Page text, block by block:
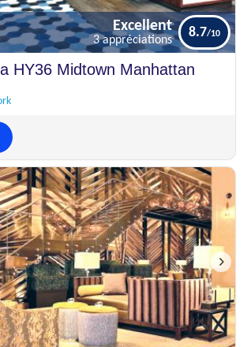
Excellent 8.7
HY36 Midtown Manhattan
Excellent
3 appréciations
8.7